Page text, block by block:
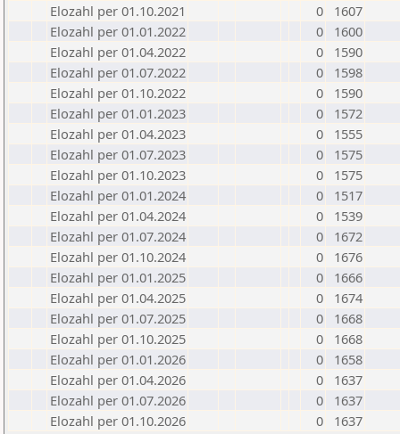
Elozahl per 01.10.2021
0
1607
Elozahl per 01.01.2022
0
1600
Elozahl per 01.04.2022
0
1590
Elozahl per 01.07.2022
0
1598
Elozahl per 01.10.2022
0
1590
Elozahl per 01.01.2023
0
1572
Elozahl per 01.04.2023
0
1555
Elozahl per 01.07.2023
0
1575
Elozahl per 01.10.2023
0
1575
Elozahl per 01.01.2024
0
1517
Elozahl per 01.04.2024
0
1539
Elozahl per 01.07.2024
0
1672
Elozahl per 01.10.2024
0
1676
Elozahl per 01.01.2025
0
1666
Elozahl per 01.04.2025
0
1674
Elozahl per 01.07.2025
0
1668
Elozahl per 01.10.2025
0
1668
Elozahl per 01.01.2026
0
1658
Elozahl per 01.04.2026
0
1637
Elozahl per 01.07.2026
0
1637
Elozahl per 01.10.2026
0 1637